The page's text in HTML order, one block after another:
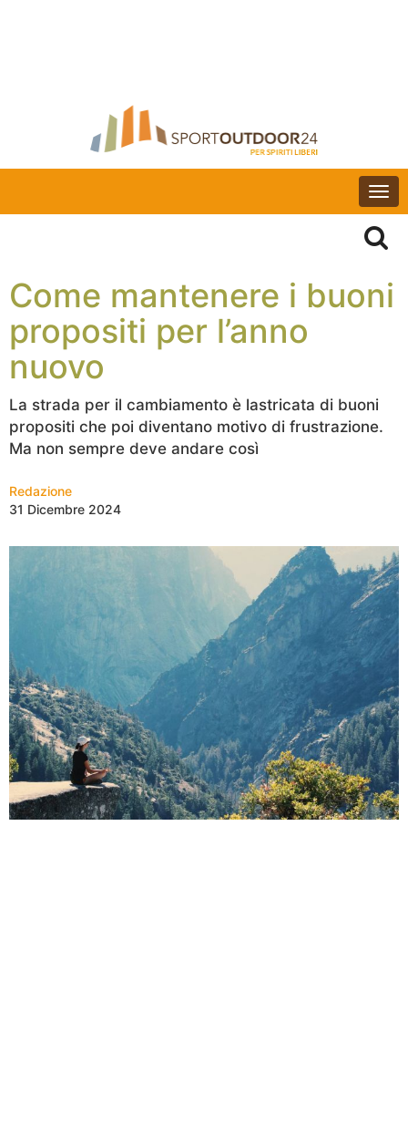
Come mantenere i buoni
propositi per l’anno
nuovo
La strada per il cambiamento è lastricata di buoni
propositi che poi diventano motivo di frustrazione.
Ma non sempre deve andare così
Redazione
31 Dicembre 2024